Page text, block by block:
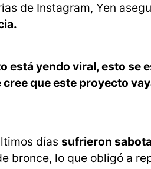
de Instagram, Yen
está yendo viral, esto se
cree que este proyecto
días sufrieron
bronce, lo que obligó a